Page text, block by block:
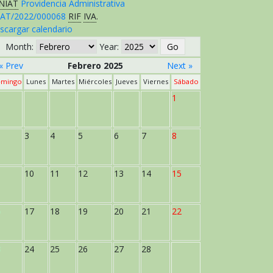
Providencia Administrativa
2022/000068 RIF IVA.
calendario
Month:
Year:
« Prev
Febrero 2025 Next »
Lunes Martes Miércoles Jueves Viernes Sábado
1
3 4 5 6 7 8
10 11 12 13 14 15
17 18 19 20 21 22
24 25 26 27 28